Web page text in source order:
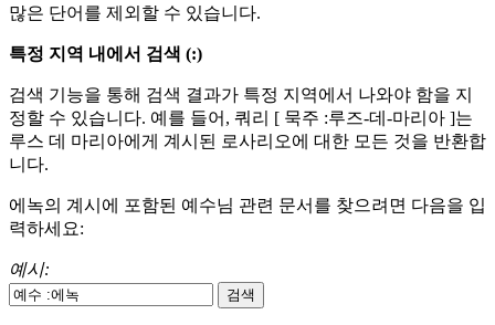
많은 단어를 제외할 수 있습니다.
특정 지역 내에서 검색 (:)
검색 기능을 통해 검색 결과가 특정 지역에서 나와야 함을 지
정할 수 있습니다. 예를 들어, 쿼리 [ 묵주 :루즈-데-마리아 ]는
루스 데 마리아에게 계시된 로사리오에 대한 모든 것을 반환합
니다.
에녹의 계시에 포함된 예수님 관련 문서를 찾으려면 다음을 입
력하세요:
예시: